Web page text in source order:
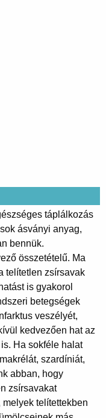
táplálkozás
ásványi anyag,
bennük.
összetételű. Ma
telítetlen zsírsavak
is gyakorol
betegségek
veszélyét,
kedvezően hat az
Ha sokféle halat
szardíniát,
abban, hogy
zsírsavakat
telítettekben